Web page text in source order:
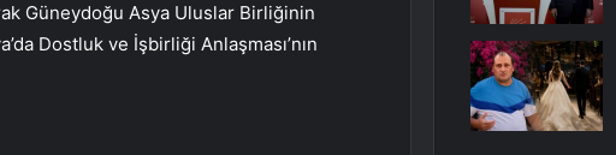
Güneydoğu Asya Uluslar Birliğinin
Dostluk ve İşbirliği Anlaşması’nın